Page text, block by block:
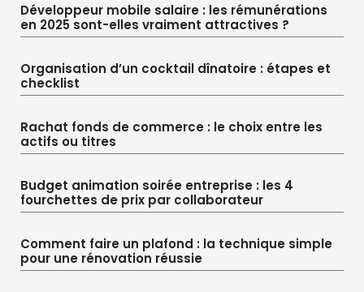
Développeur mobile salaire : les rémunérations
en 2025 sont-elles vraiment attractives ?
Organisation d’un cocktail dînatoire : étapes et
checklist
Rachat fonds de commerce : le choix entre les
actifs ou titres
Budget animation soirée entreprise : les 4
fourchettes de prix par collaborateur
Comment faire un plafond : la technique simple
pour une rénovation réussie